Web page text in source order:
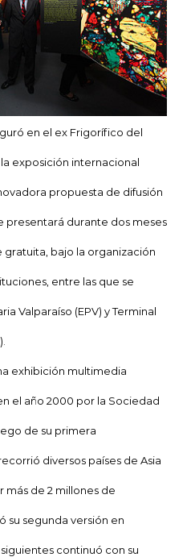
en el ex Frigorífico del
exposición internacional
propuesta de difusión
presentará durante dos meses
bajo la organización
entre las que se
Valparaíso (EPV) y Terminal
exhibición multimedia
el año 2000 por la Sociedad
de su primera
diversos países de Asia
más de 2 millones de
su segunda versión en
continuó con su